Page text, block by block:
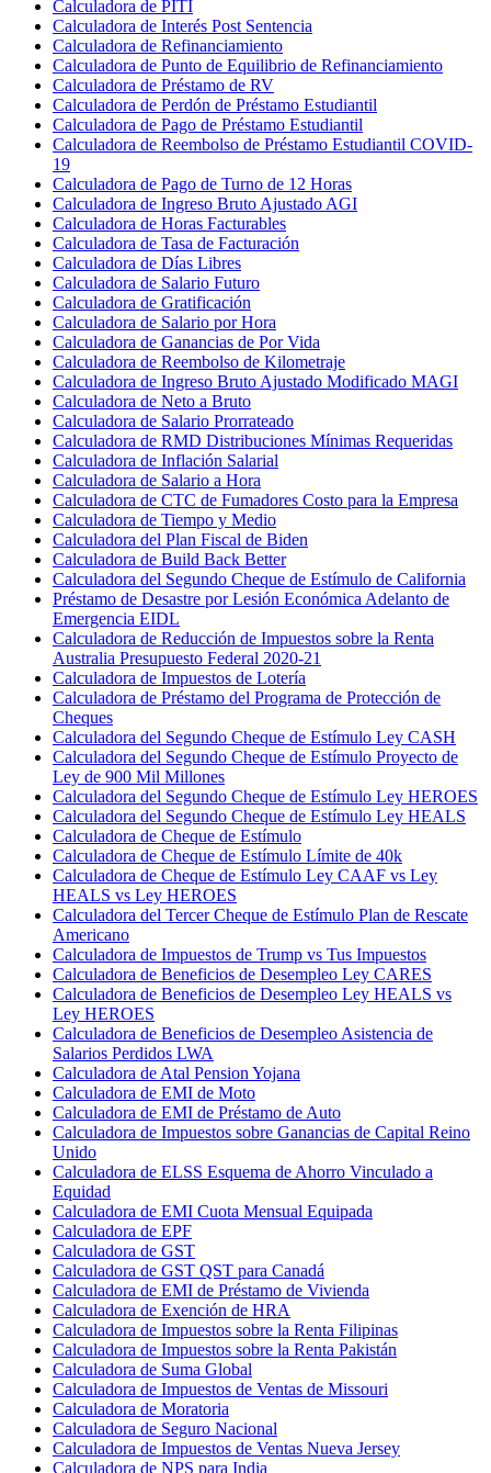
Calculadora de PITI
Calculadora de Interés Post Sentencia
Calculadora de Refinanciamiento
Calculadora de Punto de Equilibrio de Refinanciamiento
Calculadora de Préstamo de RV
Calculadora de Perdón de Préstamo Estudiantil
Calculadora de Pago de Préstamo Estudiantil
Calculadora de Reembolso de Préstamo Estudiantil COVID-
19
Calculadora de Pago de Turno de 12 Horas
Calculadora de Ingreso Bruto Ajustado AGI
Calculadora de Horas Facturables
Calculadora de Tasa de Facturación
Calculadora de Días Libres
Calculadora de Salario Futuro
Calculadora de Gratificación
Calculadora de Salario por Hora
Calculadora de Ganancias de Por Vida
Calculadora de Reembolso de Kilometraje
Calculadora de Ingreso Bruto Ajustado Modificado MAGI
Calculadora de Neto a Bruto
Calculadora de Salario Prorrateado
Calculadora de RMD Distribuciones Mínimas Requeridas
Calculadora de Inflación Salarial
Calculadora de Salario a Hora
Calculadora de CTC de Fumadores Costo para la Empresa
Calculadora de Tiempo y Medio
Calculadora del Plan Fiscal de Biden
Calculadora de Build Back Better
Calculadora del Segundo Cheque de Estímulo de California
Préstamo de Desastre por Lesión Económica Adelanto de
Emergencia EIDL
Calculadora de Reducción de Impuestos sobre la Renta
Australia Presupuesto Federal 2020-21
Calculadora de Impuestos de Lotería
Calculadora de Préstamo del Programa de Protección de
Cheques
Calculadora del Segundo Cheque de Estímulo Ley CASH
Calculadora del Segundo Cheque de Estímulo Proyecto de
Ley de 900 Mil Millones
Calculadora del Segundo Cheque de Estímulo Ley HEROES
Calculadora del Segundo Cheque de Estímulo Ley HEALS
Calculadora de Cheque de Estímulo
Calculadora de Cheque de Estímulo Límite de 40k
Calculadora de Cheque de Estímulo Ley CAAF vs Ley
HEALS vs Ley HEROES
Calculadora del Tercer Cheque de Estímulo Plan de Rescate
Americano
Calculadora de Impuestos de Trump vs Tus Impuestos
Calculadora de Beneficios de Desempleo Ley CARES
Calculadora de Beneficios de Desempleo Ley HEALS vs
Ley HEROES
Calculadora de Beneficios de Desempleo Asistencia de
Salarios Perdidos LWA
Calculadora de Atal Pension Yojana
Calculadora de EMI de Moto
Calculadora de EMI de Préstamo de Auto
Calculadora de Impuestos sobre Ganancias de Capital Reino
Unido
Calculadora de ELSS Esquema de Ahorro Vinculado a
Equidad
Calculadora de EMI Cuota Mensual Equipada
Calculadora de EPF
Calculadora de GST
Calculadora de GST QST para Canadá
Calculadora de EMI de Préstamo de Vivienda
Calculadora de Exención de HRA
Calculadora de Impuestos sobre la Renta Filipinas
Calculadora de Impuestos sobre la Renta Pakistán
Calculadora de Suma Global
Calculadora de Impuestos de Ventas de Missouri
Calculadora de Moratoria
Calculadora de Seguro Nacional
Calculadora de Impuestos de Ventas Nueva Jersey
Calculadora de NPS para India